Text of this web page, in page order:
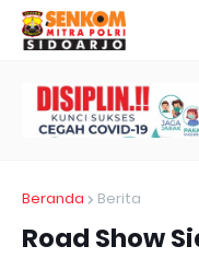
Beranda Berita
Road Show